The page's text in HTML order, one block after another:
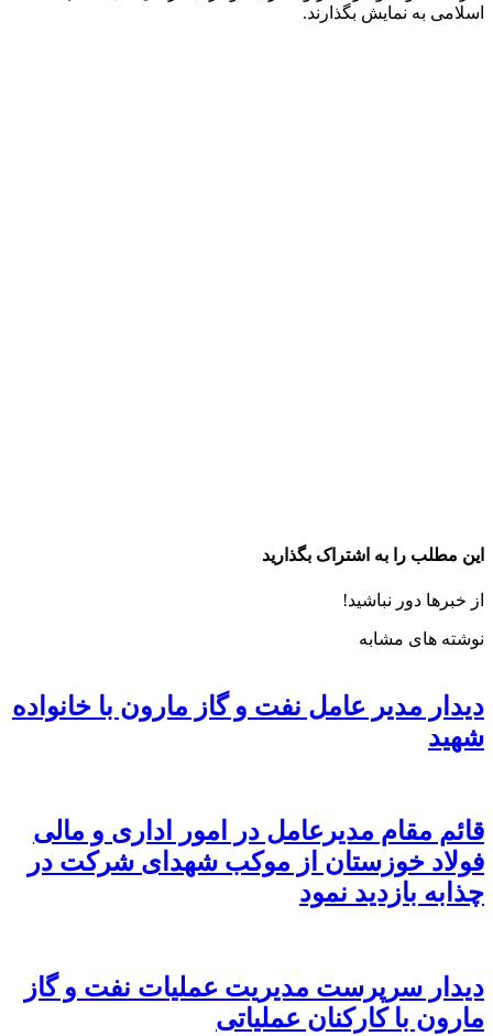
اسلامی به نمایش بگذارند.
این مطلب را به اشتراک بگذارید
از خبرها دور نباشید!
نوشته های مشابه
دیدار مدیر عامل نفت و گاز مارون با خانواده
شهید
قائم مقام مدیرعامل در امور اداری و مالی
فولاد خوزستان از موکب شهدای شرکت در
چذابه بازدید نمود
دیدار سرپرست مدیریت عملیات نفت و گاز
مارون با کارکنان عملیاتی